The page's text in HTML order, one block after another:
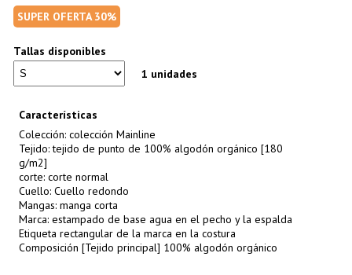
SUPER OFERTA 30%
Tallas disponibles
1 unidades
Características
Colección: colección Mainline
Tejido: tejido de punto de 100% algodón orgánico [180
g/m2]
corte: corte normal
Cuello: Cuello redondo
Mangas: manga corta
Marca: estampado de base agua en el pecho y la espalda
Etiqueta rectangular de la marca en la costura
Composición [Tejido principal] 100% algodón orgánico